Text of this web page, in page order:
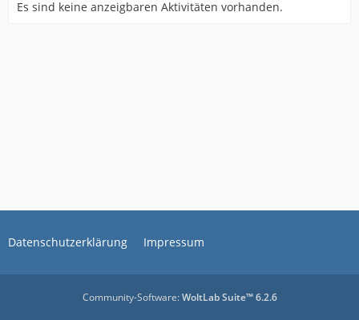
Es sind keine anzeigbaren Aktivitäten vorhanden.
Datenschutzerklärung Impressum
Community-Software:WoltLab Suite™ 6.2.6